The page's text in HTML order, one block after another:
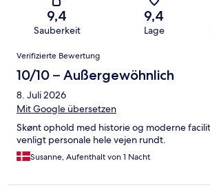
9,4
Sauberkeit
9,4
Lage
Bewertungen
Verifizierte Bewertung
10/10 – Außergewöhnlich
8. Juli 2026
Mit Google übersetzen
Skønt ophold med historie og moderne
venligt personale hele vejen rundt.
Susanne, Aufenthalt von 1 Nacht